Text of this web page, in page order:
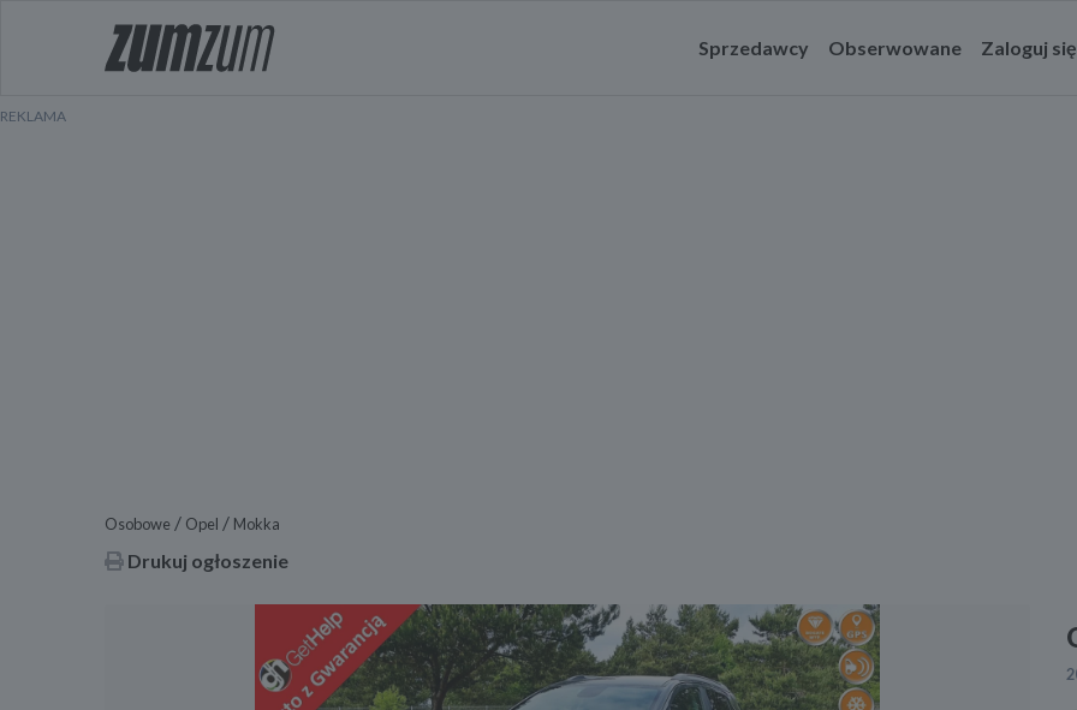
Sprzedawcy Obserwowane Zaloguj się
Osobowe / Opel / Mokka
Drukuj ogłoszenie